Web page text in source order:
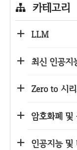
카테고리
LLM
최신 인공지
Zero to 시
암호화폐 및
인공지능 및